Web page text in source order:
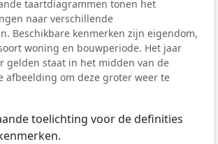
taartdiagrammen tonen het
naar verschillende
Beschikbare kenmerken zijn eigendom,
woning en bouwperiode. Het jaar
gelden staat in het midden van de
afbeelding om deze groter weer te
toelichting voor de definities